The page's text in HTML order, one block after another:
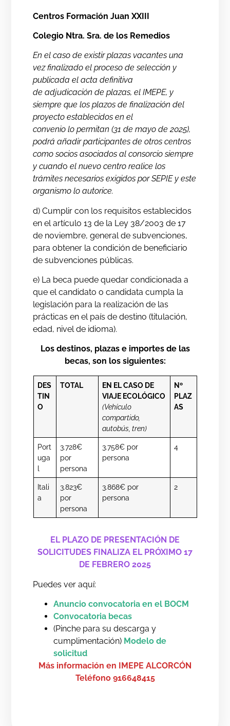
Centros Formación Juan XXIII
Colegio Ntra. Sra. de los Remedios
En el caso de existir plazas vacantes una
vez finalizado el proceso de selección y
publicada el acta definitiva
de adjudicación de plazas, el IMEPE, y
siempre que los plazos de finalización del
proyecto establecidos en el
convenio lo permitan (31 de mayo de 2025),
podrá añadir participantes de otros centros
como socios asociados al consorcio siempre
y cuandoel nuevo centro realice los
trámites necesarios exigidos por SEPIE y este
organismo lo autorice.
d) Cumplir con los requisitos establecidos
en el artículo 13 de la Ley 38/2003 de 17
de noviembre, general de subvenciones,
para obtener la condición de beneficiario
de subvenciones públicas.
e) La beca puede quedar condicionada a
que el candidato o candidata cumpla la
legislación para la realización de las
prácticas en el país de destino (titulación,
edad, nivel de idioma).
Los destinos, plazas e importes de las
becas, son los siguientes:
DES
TIN
O
TOTAL
EN EL CASO DE
VIAJE ECOLÓGICO
(Vehículo
compartido,
autobús, tren)
Nº
PLAZ
AS
Port
uga
l
3.728€
por
persona
3.758€ por
persona
4
Itali
a
3.823€
por
persona
3.868€ por
persona
2
EL PLAZO DE PRESENTACIÓN DE
SOLICITUDES FINALIZA EL PRÓXIMO 17
DE FEBRERO 2025
Puedes ver aquí:
Anuncio convocatoria en el BOCM
Convocatoria becas
(Pinche para su descarga y
cumplimentación) Modelo de
solicitud
Más información en IMEPE ALCORCÓN
Teléfono 916648415